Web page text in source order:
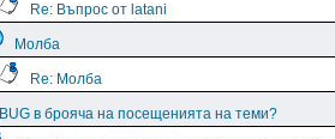
Re: Въпрос от latani
Молба
Re: Молба
BUG в брояча на посещенията на теми?